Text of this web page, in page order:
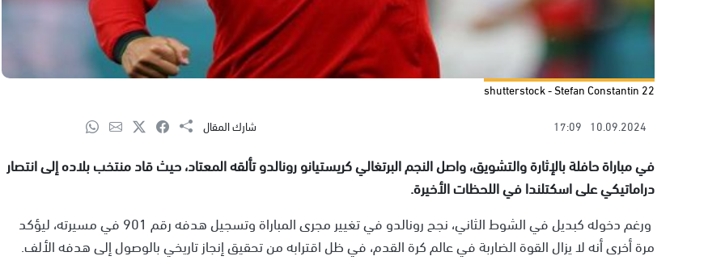
shutterstock - Stefan Constantin 22
10.09.2024
17:09 شارك المقال
في مباراة حافلة بالإثارة والتشويق، واصل النجم البرتغالي كريستيانو رونالدو تألقه المعتاد، حيث قاد منتخب بلاده إلى انتصار
دراماتيكي على اسكتلندا في اللحظات الأخيرة.
ورغم دخوله كبديل في الشوط الثاني، نجح رونالدو في تغيير مجرى المباراة وتسجيل هدفه رقم 901 في مسيرته، ليؤكد
مرة أخرى أنه لا يزال القوة الضاربة في عالم كرة القدم، في ظل اقترابه من تحقيق إنجاز تاريخي بالوصول إلى هدفه الألف.